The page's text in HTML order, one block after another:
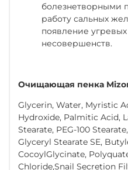
болезнетворными
работу сальных
появление
несовершенств.
Очищающая пенка
Glycerin, Water, Myristic
Hydroxide, Palmitic Acid,
Stearate, PEG-100
Glyceryl Stearate SE,
CocoylGlycinate,
Chloride,Snail Secretion